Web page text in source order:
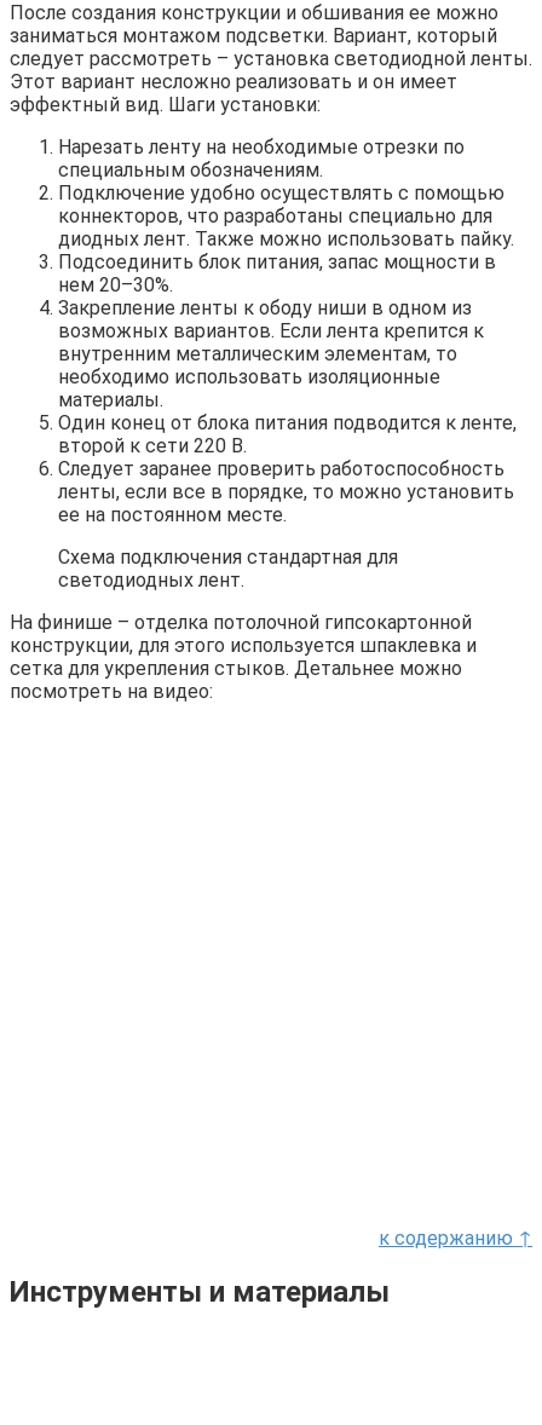
После создания конструкции и обшивания ее можно
заниматься монтажом подсветки. Вариант, который
следует рассмотреть – установка светодиодной ленты.
Этот вариант несложно реализовать и он имеет
эффектный вид. Шаги установки:
Нарезать ленту на необходимые отрезки по
специальным обозначениям.
Подключение удобно осуществлять с помощью
коннекторов, что разработаны специально для
диодных лент. Также можно использовать пайку.
Подсоединить блок питания, запас мощности в
нем 20–30%.
Закрепление ленты к ободу ниши в одном из
возможных вариантов. Если лента крепится к
внутренним металлическим элементам, то
необходимо использовать изоляционные
материалы.
Один конец от блока питания подводится к ленте,
второй к сети 220 В.
Следует заранее проверить работоспособность
ленты, если все в порядке, то можно установить
ее на постоянном месте.
Схема подключения стандартная для
светодиодных лент.
На финише – отделка потолочной гипсокартонной
конструкции, для этого используется шпаклевка и
сетка для укрепления стыков. Детальнее можно
посмотреть на видео:
к содержанию ↑
Инструменты и материалы